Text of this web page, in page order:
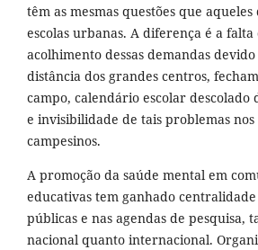
têm as mesmas questões que aqueles
escolas urbanas. A diferença é a
acolhimento dessas demandas
distância dos grandes centros,
campo, calendário escolar
e invisibilidade de tais problemas
campesinos.
A promoção da saúde mental em
educativas tem ganhado
públicas e nas agendas de pesquisa,
nacional quanto internacional.